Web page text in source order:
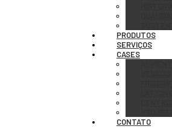
PRODUTOS
SERVIÇOS
CASES
CONTATO